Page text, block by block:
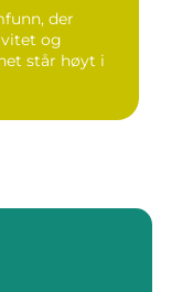
der
og
står høyt i